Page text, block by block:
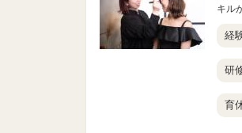
キル
経
研
育